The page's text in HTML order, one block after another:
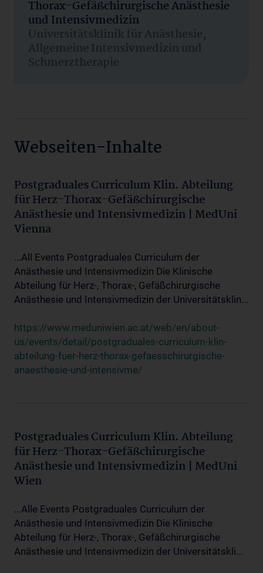
Thorax-Gefäßchirurgische Anästhesie
und Intensivmedizin
Universitätsklinik für Anästhesie,
Allgemeine Intensivmedizin und
Schmerztherapie
Webseiten-Inhalte
Postgraduales Curriculum Klin. Abteilung
für Herz-Thorax-Gefäßchirurgische
Anästhesie und Intensivmedizin | MedUni
Vienna
...All Events Postgraduales Curriculum der
Anästhesie und Intensivmedizin Die Klinische
Abteilung für Herz-, Thorax-, Gefäßchirurgische
Anästhesie und Intensivmedizin der Universitätsklin...
https://www.meduniwien.ac.at/web/en/about-
us/events/detail/postgraduales-curriculum-klin-
abteilung-fuer-herz-thorax-gefaesschirurgische-
anaesthesie-und-intensivme/
Postgraduales Curriculum Klin. Abteilung
für Herz-Thorax-Gefäßchirurgische
Anästhesie und Intensivmedizin | MedUni
Wien
...Alle Events Postgraduales Curriculum der
Anästhesie und Intensivmedizin Die Klinische
Abteilung für Herz-, Thorax-, Gefäßchirurgische
Anästhesie und Intensivmedizin der Universitätskli...